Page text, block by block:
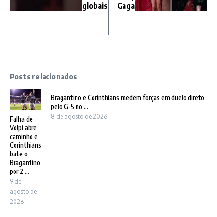
globais
Gaga
Posts relacionados
Falha de
Volpi abre
caminho e
Corinthians
bate o
Bragantino
por 2 ...
9 de
agosto de
2026
Bragantino e Corinthians medem forças em duelo direto
pelo G-5 no ...
8 de agosto de 2026